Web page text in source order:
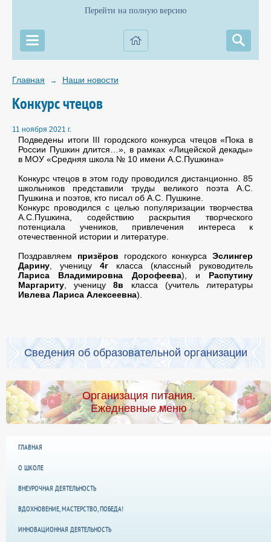
Перейти на полную версию
Главная → Наши новости
Конкурс чтецов
11 ноября 2021 г.
Подведены итоги III городского конкурса чтецов «Пока в
России Пушкин длится…», в рамках «Лицейской декады»
в МОУ «Средняя школа № 10 имени А.С.Пушкина»
Конкурс чтецов в этом году проводился дистанционно. 85
школьников представили труды великого поэта А.С.
Пушкина и поэтов, кто писал об А.С. Пушкине.
Конкурс проводился с целью популяризации творчества
А.С.Пушкина, содействию раскрытия творческого
потенциала учеников, привлечения интереса к
отечественной истории и литературе.
Поздравляем призёров городского конкурса Эслингер
Дарину, ученицу 4г класса (классный руководитель
Лариса Владимировна Дорофеева), и Распутину
Маргариту, ученицу8в класса (учитель литературы
Ивлева Лариса Алексеевна).
Сведения об образовательной организации
Организация питания.
Ежедневные меню
ГЛАВНАЯ
О ШКОЛЕ
ВНЕУРОЧНАЯ ДЕЯТЕЛЬНОСТЬ
ВДОХНОВЕНИЕ, МАСТЕРСТВО, ПОБЕДА!
ИННОВАЦИОННАЯ ДЕЯТЕЛЬНОСТЬ